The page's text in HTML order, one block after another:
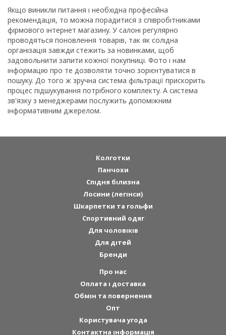
Якщо виникли питання і необхідна професійна
рекомендація, то можна порадитися з співробітниками
фірмового інтернет магазину. У салоні регулярно
проводяться поновлення товарів, так як солідна
організація завжди стежить за новинками, щоб
задовольнити запити кожної покупниці. Фото і нам
інформацію про те дозволяти точно зорієнтуватися в
пошуку. До того ж зручна система фільтрації прискорить
процес підшукування потрібного комплекту. А система
зв'язку з менеджерами послужить допоміжним
інформативним джерелом.
Колготки
Панчохи
Спідня білизна
Лосини (легінси)
Шкарпетки та гольфи
Спортивний одяг
Для чоловіків
Для дітей
Бренди
Про нас
Оплата і доставка
Обмін та повернення
Опт
Користувача угода
Контактна інформація